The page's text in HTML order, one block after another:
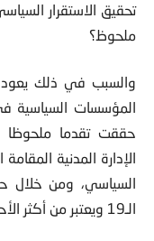
تحقيق الاستقرار
ملحوظ؟
والسبب في ذلك يعود
المؤسسات السياسية
حققت تقدما
الإدارة المدنية
السياسي، ومن خلال
الـ19 ويعتبر من أكثر الأحزاب تنظيما على مستوى العالم.